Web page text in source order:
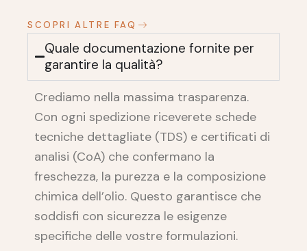
SCOPRI ALTRE FAQ
Quale documentazione fornite per
garantire la qualità?
Crediamo nella massima trasparenza.
Con ogni spedizione riceverete schede
tecniche dettagliate (TDS) e certificati di
analisi (CoA) che confermano la
freschezza, la purezza e la composizione
chimica dell’olio. Questo garantisce che
soddisfi con sicurezza le esigenze
specifiche delle vostre formulazioni.